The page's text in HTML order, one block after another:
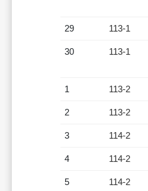
29 113-1
30 113-1
1 113-2
2 113-2
3 114-2
4 114-2
5 114-2